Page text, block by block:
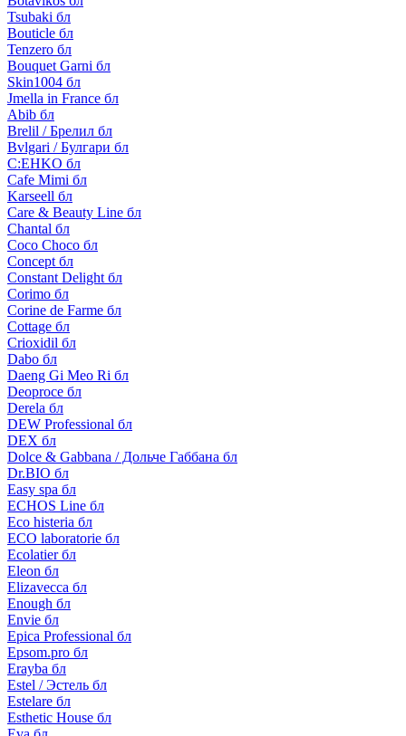
Tsubaki бл
Bouticle бл
Tenzero бл
Bouquet Garni бл
Skin1004 бл
Jmella in France бл
Abib бл
Brelil / Брелил бл
Bvlgari / Булгари бл
C:EHKO бл
Cafe Mimi бл
Karseell бл
Care & Beauty Line бл
Chantal бл
Coco Choco бл
Concept бл
Constant Delight бл
Corimo бл
Corine de Farme бл
Cottage бл
Crioxidil бл
Dabo бл
Daeng Gi Meo Ri бл
Deoproce бл
Derela бл
DEW Professional бл
DEX бл
Dolce & Gabbana / Дольче Габбана бл
Dr.BIO бл
Easy spa бл
ECHOS Line бл
Eco histeria бл
ECO laboratorie бл
Ecolatier бл
Eleon бл
Elizavecca бл
Enough бл
Envie бл
Epica Professional бл
Epsom.pro бл
Erayba бл
Estel / Эстель бл
Estelare бл
Esthetic House бл